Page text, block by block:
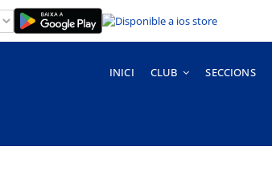
INICI CLUB SECCIONS